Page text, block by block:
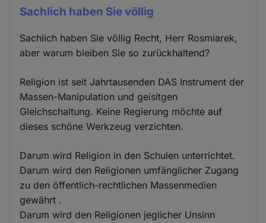
Sachlich haben Sie völlig
Sachlich haben Sie völlig Recht, Herr Rosmiarek,
aber warum bleiben Sie so zurückhaltend?
Religion ist seit Jahrtausenden DAS Instrument der
Massen-Manipulation und geisitgen
Gleichschaltung. Keine Regierung möchte auf
dieses schöne Werkzeug verzichten.
Darum wird Religion in den Schulen unterrichtet.
Darum wird den Religionen umfänglicher Zugang
zu den öffentlich-rechtlichen Massenmedien
gewährt .
Darum wird den Religionen jeglicher Unsinn